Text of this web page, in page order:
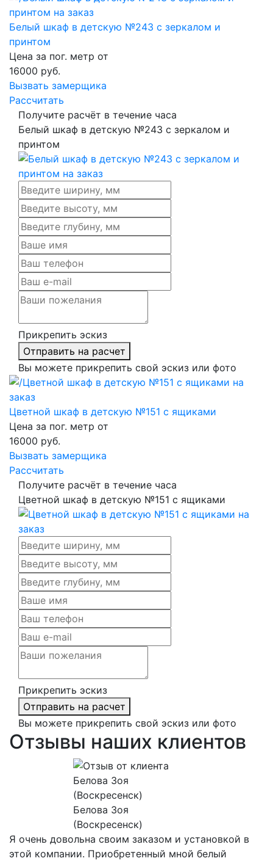
Белый шкаф в детскую №243 с зеркалом и
принтом
Цена за пог. метр от
16000 руб.
Вызвать замерщика
Рассчитать
Получите расчёт в течение часа
Белый шкаф в детскую №243 с зеркалом и
принтом
Прикрепить эскиз
Отправить на расчет
Вы можете прикрепить свой эскиз или фото
Цветной шкаф в детскую №151 с ящиками
Цена за пог. метр от
16000 руб.
Вызвать замерщика
Рассчитать
Получите расчёт в течение часа
Цветной шкаф в детскую №151 с ящиками
Прикрепить эскиз
Отправить на расчет
Вы можете прикрепить свой эскиз или фото
Отзывы наших клиентов
Белова Зоя
(Воскресенск)
Я очень довольна своим заказом и установкой в
этой компании. Приобретенный мной белый